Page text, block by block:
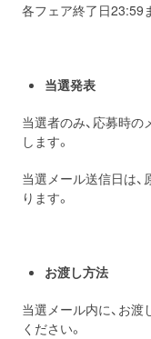
各フェア終了日23:59
当選発表
当選者のみ、応募時
します。
当選メール送信日は
ります。
お渡し方法
当選メール内に、お
ください。